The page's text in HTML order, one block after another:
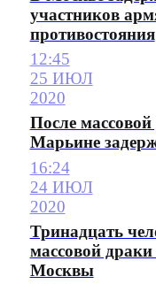
участников
противостояния
12:45
25 ИЮЛ
2020
После
Марьине
16:24
24 ИЮЛ
2020
Тринадцать
массовой
Москвы